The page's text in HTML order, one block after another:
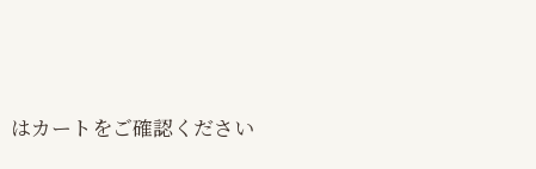
はカートをご確認ください